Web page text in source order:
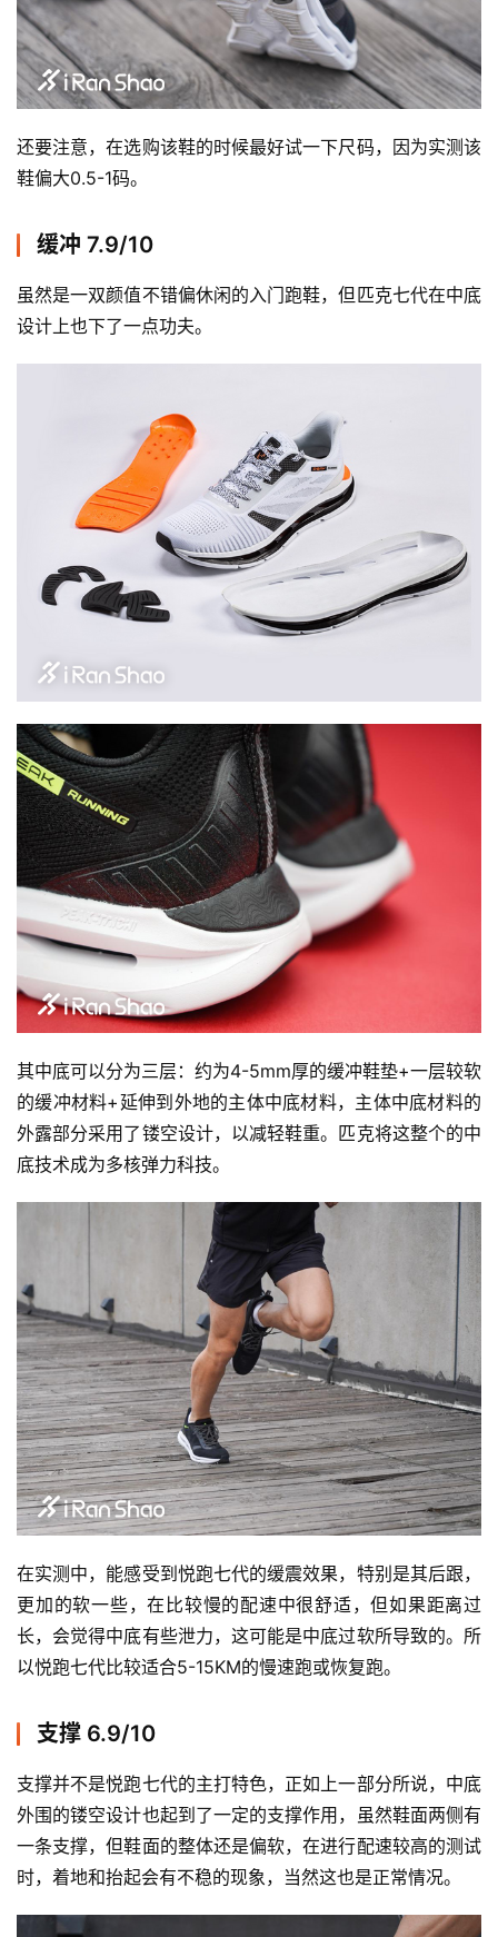
比
赛
观
察
装
备
练
视
频
用
户
精
选
运
动
集
还要注意，在选购该鞋的时候最好试一下尺码，因为实测该
鞋偏大0.5-1码。
缓冲 7.9/10
虽然是一双颜值不错偏休闲的入门跑鞋，但匹克七代在中底
设计上也下了一点功夫。
其中底可以分为三层：约为4-5mm厚的缓冲鞋垫+一层较软
的缓冲材料+延伸到外地的主体中底材料，主体中底材料的
外露部分采用了镂空设计，以减轻鞋重。匹克将这整个的中
底技术成为多核弹力科技。
在实测中，能感受到悦跑七代的缓震效果，特别是其后跟，
更加的软一些，在比较慢的配速中很舒适，但如果距离过
长，会觉得中底有些泄力，这可能是中底过软所导致的。所
以悦跑七代比较适合5-15KM的慢速跑或恢复跑。
支撑 6.9/10
支撑并不是悦跑七代的主打特色，正如上一部分所说，中底
外围的镂空设计也起到了一定的支撑作用，虽然鞋面两侧有
一条支撑，但鞋面的整体还是偏软，在进行配速较高的测试
时，着地和抬起会有不稳的现象，当然这也是正常情况。